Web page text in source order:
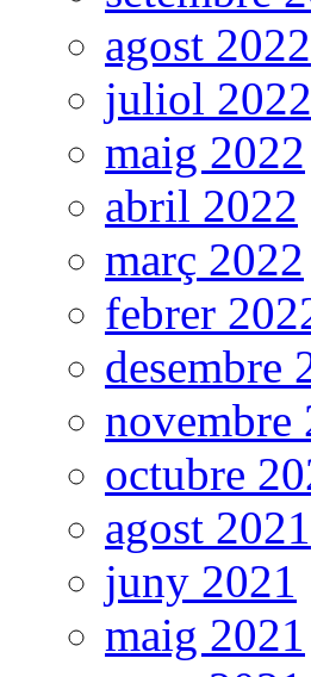
agost 2022
juliol 2022
maig 2022
abril 2022
març 2022
febrer
desembre
novembre
octubre
agost 2021
juny 2021
maig 2021